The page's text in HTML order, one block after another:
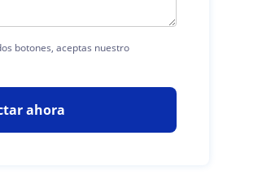
botones, aceptas nuestro
ahora